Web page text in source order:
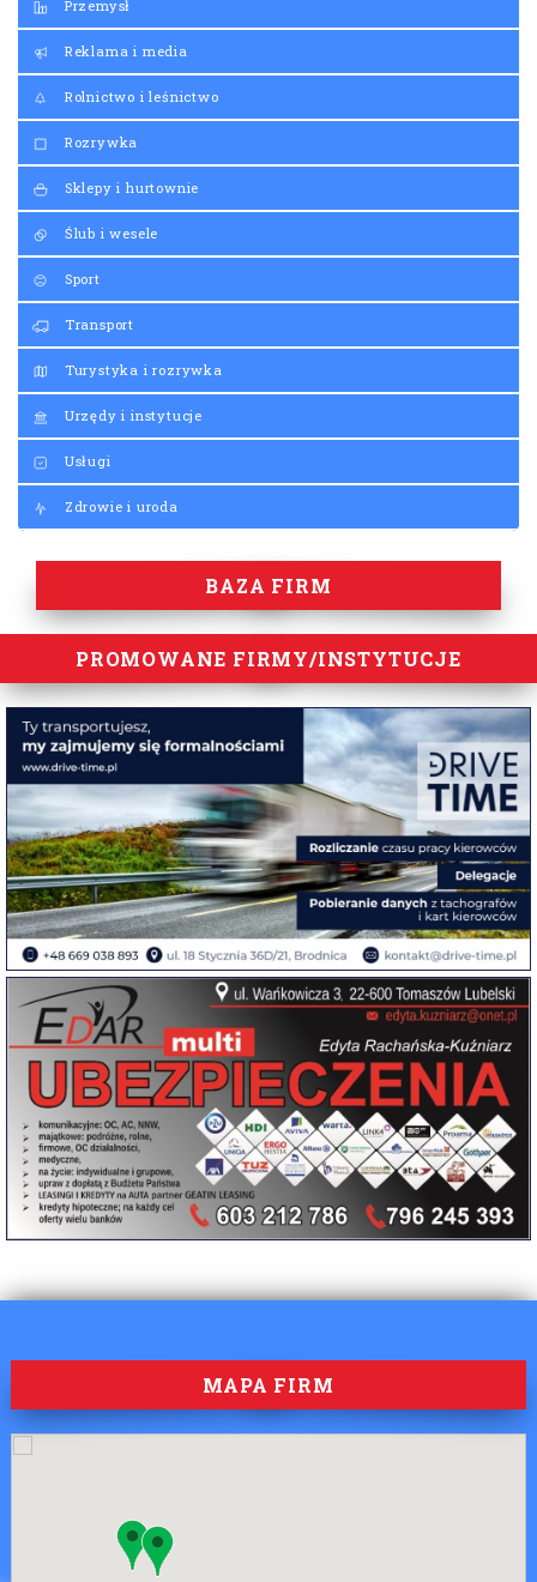
Przemysł
Reklama i media
Rolnictwo i leśnictwo
Rozrywka
Sklepy i hurtownie
Ślub i wesele
Sport
Transport
Turystyka i rozrywka
Urzędy i instytucje
Usługi
Zdrowie i uroda
BAZA FIRM
PROMOWANE FIRMY/INSTYTUCJE
MAPA FIRM